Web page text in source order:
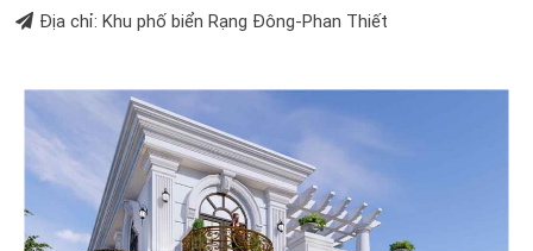
Địa chỉ: Khu phố biển Rạng Đông-Phan Thiết